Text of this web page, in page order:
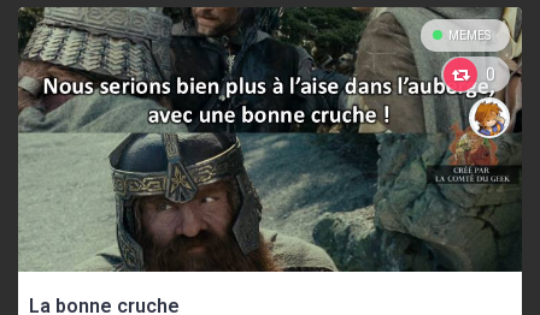
MEMES
0
La bonne cruche